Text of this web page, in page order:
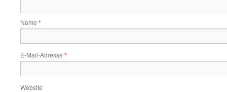
Name *
E-Mail-Adresse *
Website